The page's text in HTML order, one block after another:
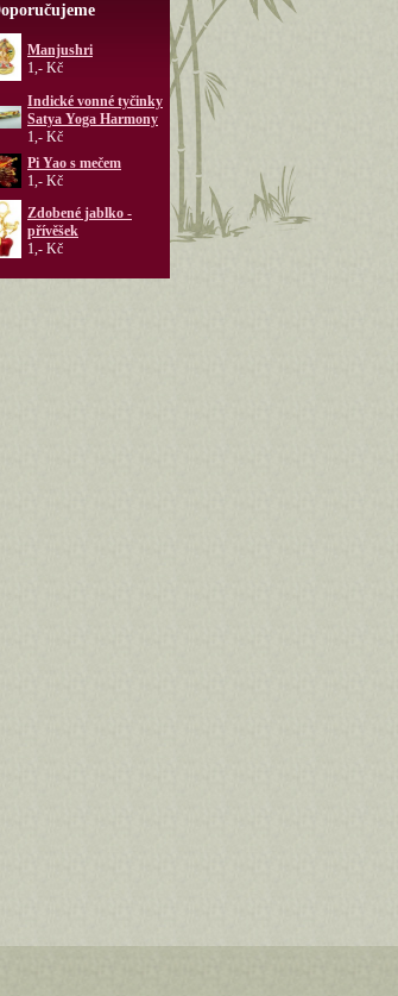
Manjushri
1,- Kč
Indické vonné tyčinky
Satya Yoga Harmony
1,- Kč
Pi Yao s mečem
1,- Kč
Zdobené jablko -
přívěšek
1,- Kč